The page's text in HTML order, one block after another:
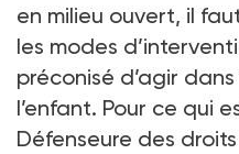
en milieu ouvert, il
les modes
préconisé d’agir
l’enfant. Pour ce qui
Défenseure des